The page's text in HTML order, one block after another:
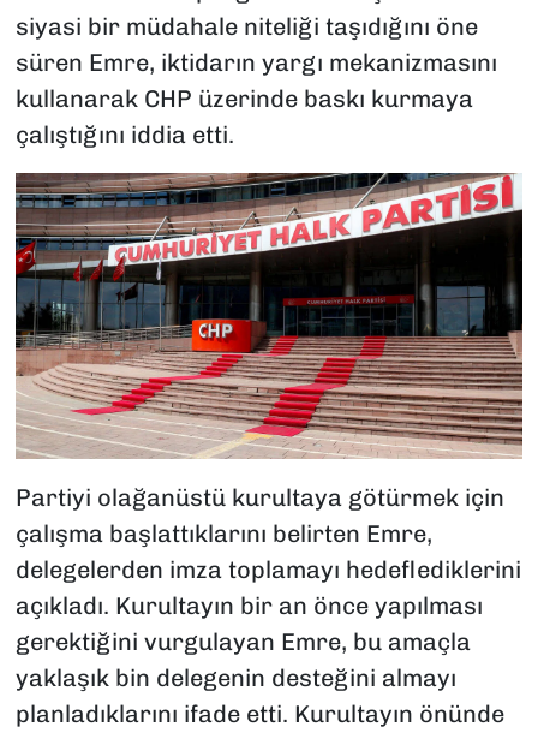
siyasi bir müdahale niteliği taşıdığını öne
süren Emre, iktidarın yargı mekanizmasını
kullanarak CHP üzerinde baskı kurmaya
çalıştığını iddia etti.
Partiyi olağanüstü kurultaya götürmek için
çalışma başlattıklarını belirten Emre,
delegelerden imza toplamayı hedeflediklerini
açıkladı. Kurultayın bir an önce yapılması
gerektiğini vurgulayan Emre, bu amaçla
yaklaşık bin delegenin desteğini almayı
planladıklarını ifade etti. Kurultayın önünde